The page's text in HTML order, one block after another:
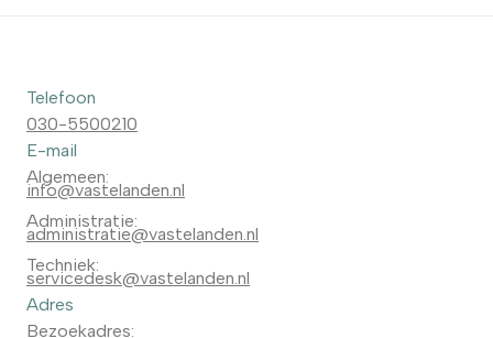
Telefoon
030-5500210
E-mail
Algemeen:
info@vastelanden.nl
Administratie:
administratie@vastelanden.nl
Techniek:
servicedesk@vastelanden.nl
Adres
Bezoekadres: